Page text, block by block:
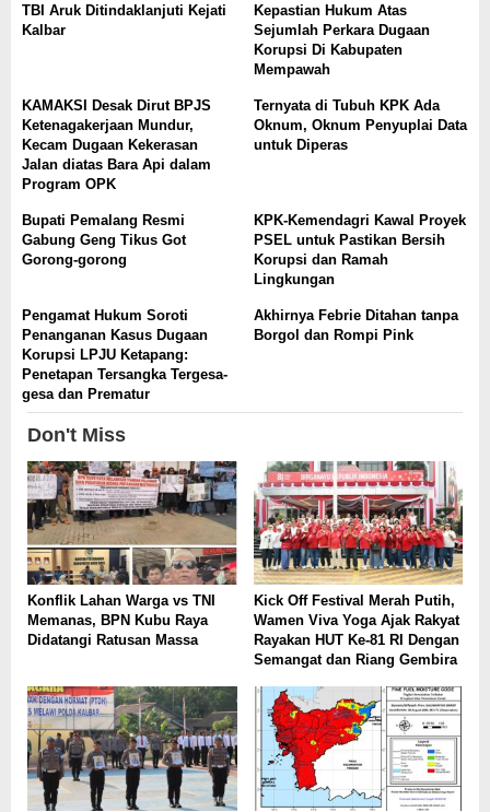
TBI Aruk Ditindaklanjuti Kejati
Kalbar
Kepastian Hukum Atas
Sejumlah Perkara Dugaan
Korupsi Di Kabupaten
Mempawah
KAMAKSI Desak Dirut BPJS
Ketenagakerjaan Mundur,
Kecam Dugaan Kekerasan
Jalan diatas Bara Api dalam
Program OPK
Ternyata di Tubuh KPK Ada
Oknum, Oknum Penyuplai Data
untuk Diperas
Bupati Pemalang Resmi
Gabung Geng Tikus Got
Gorong-gorong
KPK-Kemendagri Kawal Proyek
PSEL untuk Pastikan Bersih
Korupsi dan Ramah
Lingkungan
Pengamat Hukum Soroti
Penanganan Kasus Dugaan
Korupsi LPJU Ketapang:
Penetapan Tersangka Tergesa-
gesa dan Prematur
Akhirnya Febrie Ditahan tanpa
Borgol dan Rompi Pink
Don't Miss
Konflik Lahan Warga vs TNI
Memanas, BPN Kubu Raya
Didatangi Ratusan Massa
Kick Off Festival Merah Putih,
Wamen Viva Yoga Ajak Rakyat
Rayakan HUT Ke-81 RI Dengan
Semangat dan Riang Gembira